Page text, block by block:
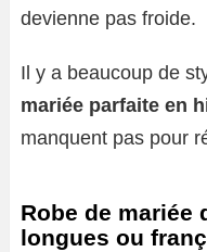
devienne pas froide.
Il y a beaucoup de
mariée parfaite en
manquent pas pour
Robe de mariée
longues ou